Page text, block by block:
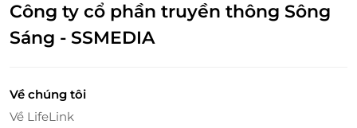
máy tính, giúp học viên cực kì dễ hiểu, thành thạo
các bước bán hàng trên sàn Shopee. Không lý
thuyết rườm rà, 100% thực hành trực tiếp kèm theo
học viên hứng thú và áp dụng luôn trên sản phẩm
của chính bạn.
Công ty cổ phần truyền thông Sông
Sáng - SSMEDIA
Về chúng tôi
Về LifeLink